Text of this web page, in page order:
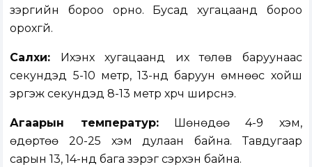
зэргийн бороо орно. Бусад хугацаанд бороо
орохгүй.
Салхи: Ихэнх хугацаанд их төлөв баруунаас
секундэд 5-10 метр, 13-нд баруун өмнөөс хойш
эргэж секундэд 8-13 метр хүрч ширүүснэ.
Агаарын температур:Шөнөдөө 4-9 хэм,
өдөртөө 20-25 хэм дулаан байна. Тавдугаар
сарын 13, 14-нд бага зэрэг сэрүүхэн байна.